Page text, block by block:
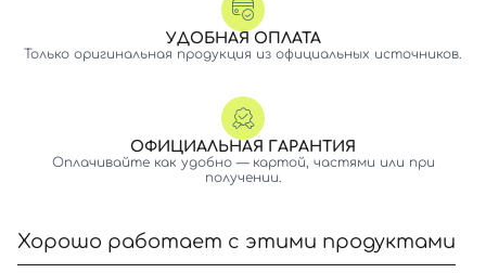
УДОБНАЯ ОПЛАТА
Только оригинальная продукция из официальных источников.
ОФИЦИАЛЬНАЯ ГАРАНТИЯ
Оплачивайте как удобно — картой, частями или при
получении.
Хорошо работает с этими продуктами